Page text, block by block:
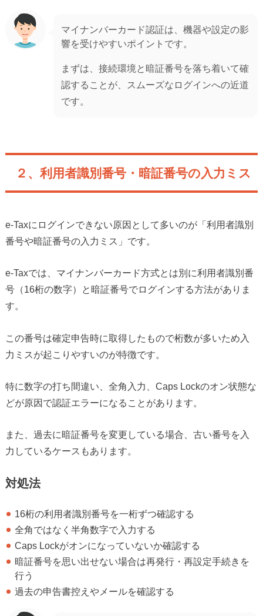
マイナンバーカード認証は、機器や設定の影
響を受けやすいポイントです。
まずは、接続環境と暗証番号を落ち着いて確
認することが、スムーズなログインへの近道
です。
２、利用者識別番号・暗証番号の入力ミス
e-Taxにログインできない原因として多いのが「利用者識別
番号や暗証番号の入力ミス」です。
e-Taxでは、マイナンバーカード方式とは別に利用者識別番
号（16桁の数字）と暗証番号でログインする方法がありま
す。
この番号は確定申告時に取得したもので桁数が多いため入
力ミスが起こりやすいのが特徴です。
特に数字の打ち間違い、全角入力、Caps Lockのオン状態な
どが原因で認証エラーになることがあります。
また、過去に暗証番号を変更している場合、古い番号を入
力しているケースもあります。
対処法
16桁の利用者識別番号を一桁ずつ確認する
全角ではなく半角数字で入力する
Caps Lockがオンになっていないか確認する
暗証番号を思い出せない場合は再発行・再設定手続きを
行う
過去の申告書控えやメールを確認する